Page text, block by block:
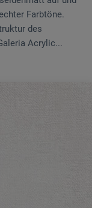
Farbtöne.
des
Acrylic...